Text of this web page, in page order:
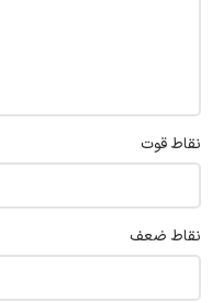
نقاط قوت
نقاط ضعف